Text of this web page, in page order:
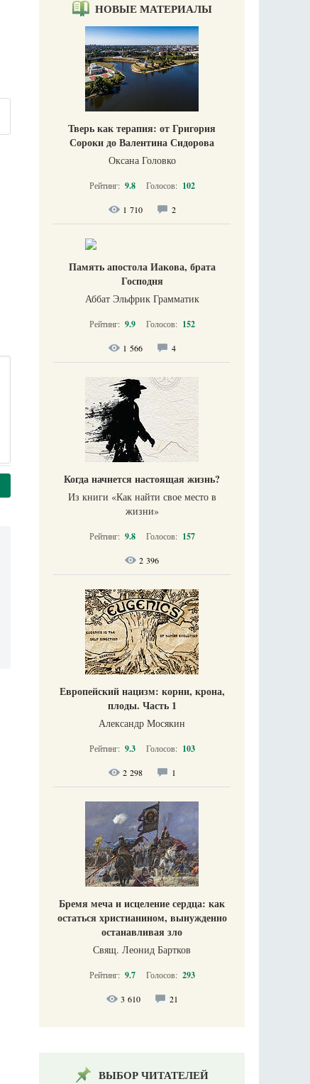
НОВЫЕ МАТЕРИАЛЫ
Тверь как терапия: от Григория
Сороки до Валентина Сидорова
Оксана Головко
Рейтинг: 9.8 Голосов: 102
1 710 2
Память апостола Иакова, брата
Господня
Аббат Эльфрик Грамматик
Рейтинг: 9.9 Голосов: 152
1 566 4
Когда начнется настоящая жизнь?
Из книги «Как найти свое место в
жизни​»
Рейтинг: 9.8 Голосов: 157
2 396
Европейский нацизм: корни, крона,
плоды. Часть 1
Александр Мосякин
Рейтинг: 9.3 Голосов: 103
2 298 1
Бремя меча и исцеление сердца: как
остаться христианином, вынужденно
останавливая зло
Свящ. Леонид Бартков
Рейтинг: 9.7 Голосов: 293
3 610 21
ВЫБОР ЧИТАТЕЛЕЙ